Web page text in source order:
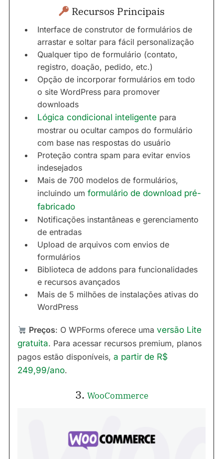
Recursos Principais
Interface de construtor de formulários de
arrastar e soltar para fácil personalização
Qualquer tipo de formulário (contato,
registro, doação, pedido, etc.)
Opção de incorporar formulários em todo
o site WordPress para promover
downloads
Lógica condicional inteligente para
mostrar ou ocultar campos do formulário
com base nas respostas do usuário
Proteção contra spam para evitar envios
indesejados
Mais de 700 modelos de formulários,
incluindo um formulário de download pré-
fabricado
Notificações instantâneas e gerenciamento
de entradas
Upload de arquivos com envios de
formulários
Biblioteca de addons para funcionalidades
e recursos avançados
Mais de 5 milhões de instalações ativas do
WordPress
Preços: O WPForms oferece umaversão Lite
gratuita. Para acessar recursos premium, planos
pagos estão disponíveis, a partir de R$
249,99/ano.
3. WooCommerce